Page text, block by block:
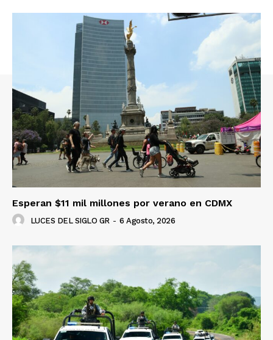
Esperan $11 mil millones por verano en CDMX
LUCES DEL SIGLO GR - 6 Agosto, 2026